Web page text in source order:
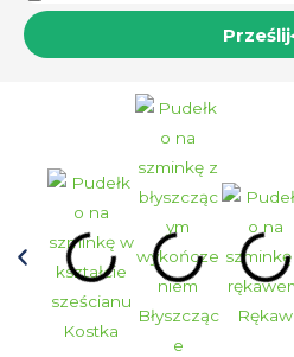
Prześlij
Kostka
Błyszcząc
e
Rękaw